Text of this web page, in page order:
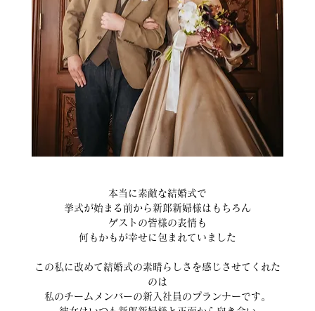
本当に素敵な結婚式で
挙式が始まる前から新郎新婦様はもちろん
ゲストの皆様の表情も
何もかもが幸せに包まれていました
この私に改めて結婚式の素晴らしさを感じさせてくれた
のは
私のチームメンバーの新入社員のプランナーです。